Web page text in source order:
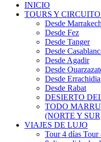
INICIO
TOURS Y
Desde Marrakech
Desde Fez
Desde Tanger
Desde
Desde Agadir
Desde
Desde Errachidia
Desde Rabat
DESIERTO
TODO
(NORTE Y
VIAJES DE LUJO
Tour 4 días Tour